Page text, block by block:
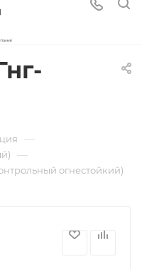
—
—
огнестойкий)